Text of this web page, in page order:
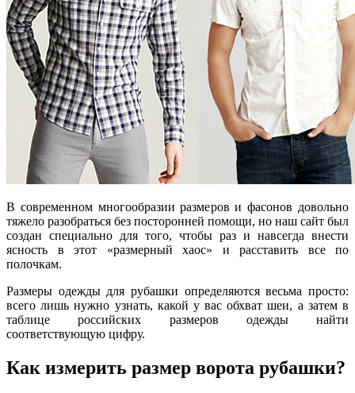
В современном многообразии размеров и фасонов довольно
тяжело разобраться без посторонней помощи, но наш сайт был
создан специально для того, чтобы раз и навсегда внести
ясность в этот «размерный хаос» и расставить все по
полочкам.
Размеры одежды для рубашки определяются весьма просто:
всего лишь нужно узнать, какой у вас обхват шеи, а затем в
таблице российских размеров одежды найти
соответствующую цифру.
Как измерить размер ворота рубашки?